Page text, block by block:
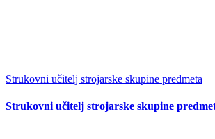
Strukovni učitelj strojarske skupine predmeta
Strukovni učitelj strojarske skupine